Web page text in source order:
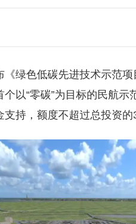
绿色低碳先进技术示范项
以“零碳”为目标的民航
持，额度不超过总投资的